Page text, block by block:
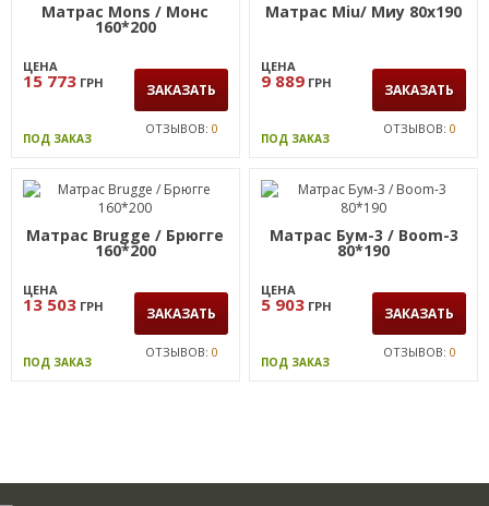
Матрас Mons / Монс
160*200
ЦЕНА
15 773 ГРН ЗАКАЗАТЬ
ПОД ЗАКАЗ
ОТЗЫВОВ: 0
Матрас Miu/ Миу 80х190
ЦЕНА
9 889 ГРН ЗАКАЗАТЬ
ПОД ЗАКАЗ
ОТЗЫВОВ: 0
Матрас Brugge / Брюгге
160*200
ЦЕНА
13 503 ГРН ЗАКАЗАТЬ
ПОД ЗАКАЗ
ОТЗЫВОВ: 0
Матрас Бум-3 / Boom-3
80*190
ЦЕНА
5 903 ГРН ЗАКАЗАТЬ
ПОД ЗАКАЗ
ОТЗЫВОВ: 0